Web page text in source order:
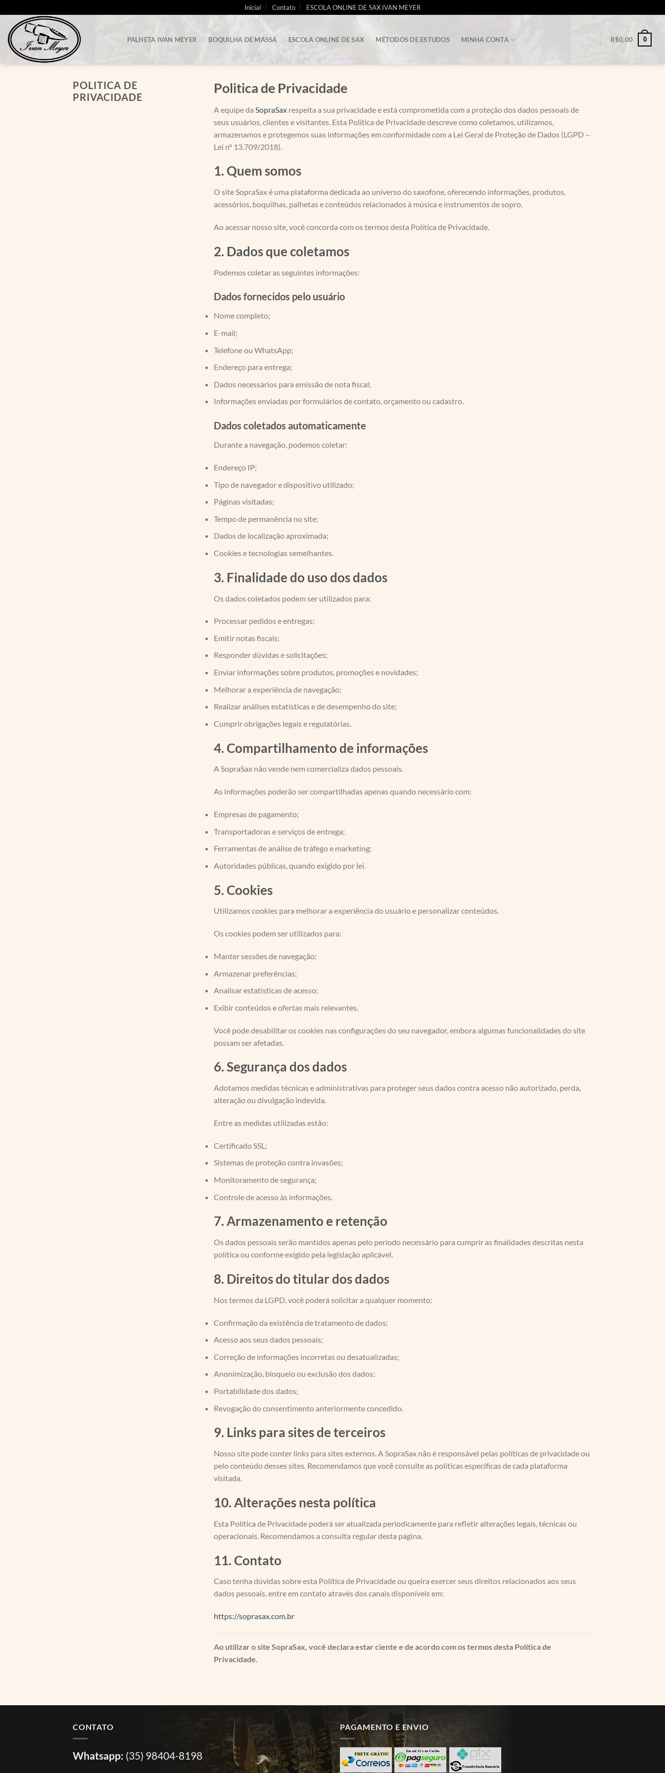
to
content
Inicial Contato ESCOLA ONLINE DE SAX IVAN MEYER
PALHETA IVAN MEYER BOQUILHA DE MASSA ESCOLA ONLINE DE SAX MÉTODOS DE ESTUDOS MINHA CONTA R$0,00 0
POLITICA DE
PRIVACIDADE
Politica de Privacidade
A equipe da SopraSax respeita a sua privacidade e está comprometida com a proteção dos dados pessoais de
seus usuários, clientes e visitantes. Esta Política de Privacidade descreve como coletamos, utilizamos,
armazenamos e protegemos suas informações em conformidade com a Lei Geral de Proteção de Dados (LGPD –
Lei nº 13.709/2018).
1. Quem somos
O site SopraSax é uma plataforma dedicada ao universo do saxofone, oferecendo informações, produtos,
acessórios, boquilhas, palhetas e conteúdos relacionados à música e instrumentos de sopro.
Ao acessar nosso site, você concorda com os termos desta Política de Privacidade.
2. Dados que coletamos
Podemos coletar as seguintes informações:
Dados fornecidos pelo usuário
Nome completo;
E-mail;
Telefone ou WhatsApp;
Endereço para entrega;
Dados necessários para emissão de nota fiscal;
Informações enviadas por formulários de contato, orçamento ou cadastro.
Dados coletados automaticamente
Durante a navegação, podemos coletar:
Endereço IP;
Tipo de navegador e dispositivo utilizado;
Páginas visitadas;
Tempo de permanência no site;
Dados de localização aproximada;
Cookies e tecnologias semelhantes.
3. Finalidade do uso dos dados
Os dados coletados podem ser utilizados para:
Processar pedidos e entregas;
Emitir notas fiscais;
Responder dúvidas e solicitações;
Enviar informações sobre produtos, promoções e novidades;
Melhorar a experiência de navegação;
Realizar análises estatísticas e de desempenho do site;
Cumprir obrigações legais e regulatórias.
4. Compartilhamento de informações
A SopraSax não vende nem comercializa dados pessoais.
As informações poderão ser compartilhadas apenas quando necessário com:
Empresas de pagamento;
Transportadoras e serviços de entrega;
Ferramentas de análise de tráfego e marketing;
Autoridades públicas, quando exigido por lei.
5. Cookies
Utilizamos cookies para melhorar a experiência do usuário e personalizar conteúdos.
Os cookies podem ser utilizados para:
Manter sessões de navegação;
Armazenar preferências;
Analisar estatísticas de acesso;
Exibir conteúdos e ofertas mais relevantes.
Você pode desabilitar os cookies nas configurações do seu navegador, embora algumas funcionalidades do site
possam ser afetadas.
6. Segurança dos dados
Adotamos medidas técnicas e administrativas para proteger seus dados contra acesso não autorizado, perda,
alteração ou divulgação indevida.
Entre as medidas utilizadas estão:
Certificado SSL;
Sistemas de proteção contra invasões;
Monitoramento de segurança;
Controle de acesso às informações.
7. Armazenamento e retenção
Os dados pessoais serão mantidos apenas pelo período necessário para cumprir as finalidades descritas nesta
política ou conforme exigido pela legislação aplicável.
8. Direitos do titular dos dados
Nos termos da LGPD, você poderá solicitar a qualquer momento:
Confirmação da existência de tratamento de dados;
Acesso aos seus dados pessoais;
Correção de informações incorretas ou desatualizadas;
Anonimização, bloqueio ou exclusão dos dados;
Portabilidade dos dados;
Revogação do consentimento anteriormente concedido.
9. Links para sites de terceiros
Nosso site pode conter links para sites externos. A SopraSax não é responsável pelas políticas de privacidade ou
pelo conteúdo desses sites. Recomendamos que você consulte as políticas específicas de cada plataforma
visitada.
10. Alterações nesta política
Esta Política de Privacidade poderá ser atualizada periodicamente para refletir alterações legais, técnicas ou
operacionais. Recomendamos a consulta regular desta página.
11. Contato
Caso tenha dúvidas sobre esta Política de Privacidade ou queira exercer seus direitos relacionados aos seus
dados pessoais, entre em contato através dos canais disponíveis em:
https://soprasax.com.br
Ao utilizar o site SopraSax, você declara estar ciente e de acordo com os termos desta Política de
Privacidade.
CONTATO
Whatsapp: (35) 98404-8198
PAGAMENTO E ENVIO